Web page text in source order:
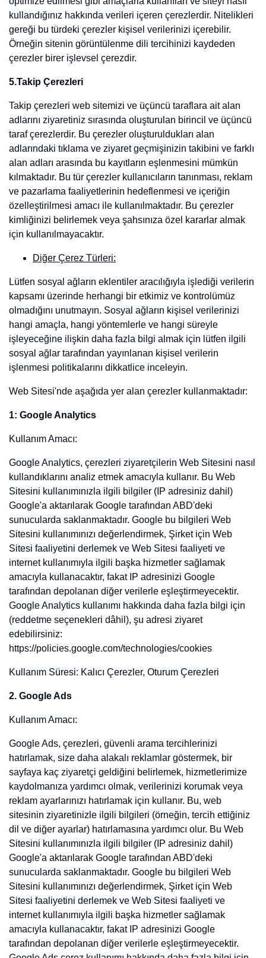
Web Sitesi'nde aşağıda yer alan çerezler kullanmaktadır:
1: Google Analytics
Kullanım Amacı:
Google Analytics, çerezleri ziyaretçilerin Web Sitesini nasıl
kullandıklarını analiz etmek amacıyla kullanır. Bu Web Sitesini
kullanımınızla ilgili bilgiler (IP adresiniz dahil) Google'a aktarılarak
Google tarafından ABD'deki sunucularda saklanmaktadır. Google
bu bilgileri Web Sitesini kullanımınızı değerlendirmek, Şirket için
Web Sitesi faaliyetini derlemek ve Web Sitesi faaliyeti ve internet
kullanımıyla ilgili başka hizmetler sağlamak amacıyla kullanacaktır,
fakat IP adresinizi Google tarafından depolanan diğer verilerle
eşleştirmeyecektir. Google Analytics kullanımı hakkında daha fazla
bilgi için (reddetme seçenekleri dâhil), şu adresi ziyaret edebilirsiniz:
https://policies.google.com/technologies/cookies
Kullanım Süresi: Kalıcı Çerezler, Oturum Çerezleri
2. Google Ads
daha alakalı reklamlar göstermek, bir sayfaya kaç ziyaretçi geldiğini
belirlemek, hizmetlerimize kaydolmanıza yardımcı olmak,
verilerinizi korumak veya reklam ayarlarınızı hatırlamak için
kullanır. Bu, web sitesinin ziyaretinizle ilgili bilgileri (örneğin, tercih
ettiğiniz dil ve diğer ayarlar) hatırlamasına yardımcı olur. Bu Web
Sitesini kullanımınızla ilgili bilgiler (IP adresiniz dahil) Google'a
aktarılarak Google tarafından ABD'deki sunucularda
saklanmaktadır. Google bu bilgileri Web Sitesini kullanımınızı
değerlendirmek, Şirket için Web Sitesi faaliyetini derlemek ve Web
Sitesi faaliyeti ve internet kullanımıyla ilgili başka hizmetler
sağlamak amacıyla kullanacaktır, fakat IP adresinizi Google
tarafından depolanan diğer verilerle eşleştirmeyecektir. Google Ads
dahil), şu adresi ziyaret edebilirsiniz:
3.Tarayıcı Çerezleri
Teknik iletişim dosyası, siteyi kaç kişinin ziyaret ettiğini, bir kişinin
siteyi hangi amaçla, kaç kez ziyaret ettiğini ve ne kadar sitede
kaldıkları hakkında istatistiksel bilgileri elde etmeye ve kullanıcılar
için özel tasarlanmış kullanıcı sayfalarından dinamik olarak reklam
ve içerik üretilmesine yardımcı olur. Teknik iletişim dosyası, ana
bellekte veya e-postanızdan veri veya başkaca herhangi bir kişisel
bilgi almak için tasarlanmamıştır. Tarayıcıların pek çoğu başta teknik
iletişim dosyasını kabul eder biçimde tasarlanmıştır ancak
kullanıcılar dilerse teknik iletişim dosyasının gelmemesi veya teknik
iletişim dosyasının gönderildiğinde uyarı verilmesini sağlayacak
biçimde ayarları değiştirebilirler.
Firmamız, işbu "Gizlilik Politikası" hükümlerini dilediği zaman
sitede yayınlamak veya kullanıcılara elektronik posta göndermek
veya sitesinde yayınlamak suretiyle değiştirebilir. Gizlilik Politikası
hükümleri değiştiği takdirde, yayınlandığı tarihte yürürlük kazanır.
4.Üçüncü Taraf Çerezleri
tarafından yerleştirilen ve okunan çerezlerdir. Üçüncü taraf çerezleri
tarafından okunur veya okunmaz. Bu çerezleri kullanarak
kontrolümüz var. Üçüncü taraf çerezleri, işlevsel, kesinlikle mutlâk
ve analiz çerezlerini içerebilir. Üçüncü taraflar, toplanan bilgileri
kendi amaçları için kullanabilirler. Toplanan bilgiler (diğer çerezlerin
yanı sıra) ilgili üçüncü taraf seçeneklerini nasıl kullanacağı hakkında
bilgi içerir ve ilgili üçüncü tarafın kullanıcılarını tanımasına izin
verebilir.
Bu çerezlere izin verilmesinin, YouTube gibi üçüncü taraf video
sağlayıcılarını izlemek için kullanılan seçenekleri veya Facebook
gibi sosyal medya platformlarında web sitemizden içerik paylaşmak
için kolay araçlar bulunduğunu unutmayın.
Bu tanımlama bilgileri ve ilgili üçüncü tarafların toplanan bilgileri
nasıl kullandıkları hakkında daha fazla bilgi için lütfen aşağıda
verilen bağlantıları kullanın veya ilgili üçüncü kişiyle iletişime geçin.
5.Formlarla İlgili Çerezler
İletişim sayfamız üzerinden bize veri gönderdiğinizde, çerezler
gelecekteki yazışmalar için kullanıcı ayrıntılarınızı hatırlayacak
şekilde ayarlanabilir.